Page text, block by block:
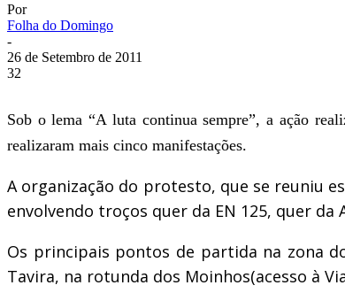
Por
Folha do Domingo
-
26 de Setembro de 2011
32
Sob o lema “A luta continua sempre”, a ação
realizaram mais cinco manifestações.
A organização do protesto, que se reuniu
envolvendo troços quer da EN 125, quer da
Os principais pontos de partida na zona
Tavira, na rotunda dos Moinhos(acesso à